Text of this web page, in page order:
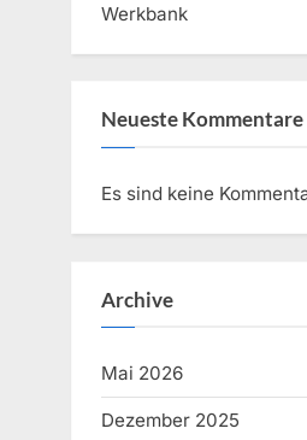
Werkbank
Neueste Kommentare
Es sind keine
Archive
Mai 2026
Dezember 2025